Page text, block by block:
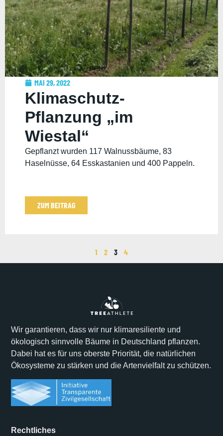
MAI 29, 2022
Klimaschutz-
Pflanzung „im
Wiestal“
Gepflanzt wurden 117 Walnussbäume, 83
Haselnüsse, 64 Esskastanien und 400 Pappeln.
ZUM BEITRAG
1 2 3 4
Wir garantieren, dass wir nur klimaresiliente und
ökologisch sinnvolle Bäume in Deutschland pflanzen.
Dabei hat es für uns oberste Priorität, die natürlichen
Ökosysteme zu stärken und die Artenvielfalt zu schützen.
Rechtliches